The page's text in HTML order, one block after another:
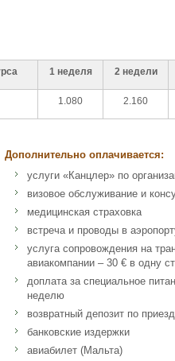
1 неделя 2 недели
1.080 2.160
Дополнительно оплачивается:
услуги «Канцлер» по
визовое обслуживание и
медицинская страховка
встреча и проводы в
услуга сопровождения на
авиакомпании – 30 € в одну
доплата за специальное
неделю
возвратный депозит по
банковские издержки
авиабилет (Мальта)